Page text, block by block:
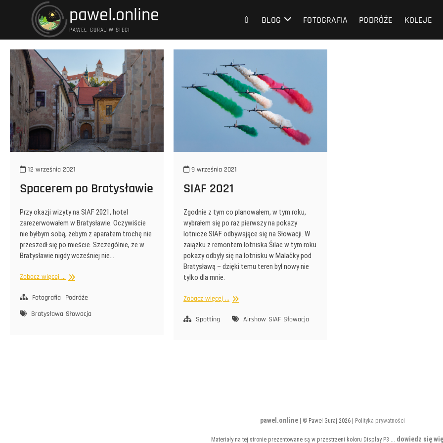
pawel.online
PAWEŁ GURAJ W SIECI
⇧ BLOG FOTOGRAFIA PODRÓŻE KOLEJE
12 września 2021
Spacerem po Bratysławie
Przy okazji wizyty na SIAF 2021, hotel
zarezerwowałem w Bratysławie. Oczywiście
nie byłbym sobą, żebym z aparatem trochę nie
przeszedł się po mieście. Szczególnie, że w
Bratysławie nigdy wcześniej nie…
Zobacz więcej ... Spacerem
Bratysławie
Fotografia
Podróże
Bratysława Słowacja
9 września 2021
SIAF 2021
Zgodnie z tym co planowałem, w tym roku,
wybrałem się po raz pierwszy na pokazy
lotnicze SIAF odbywające się na Słowacji. W
zaiązku z remontem lotniska Šilac w tym roku
pokazy odbyły się na lotnisku w Malačky pod
Bratysławą – dzięki temu teren był nowy nie
tylko dla mnie.
Zobacz więcej ... SIAF
Spotting
Airshow SIAF Słowacja
pawel.online| © Paweł Guraj 2026 | Polityka prywatności
Materiały na tej stronie prezentowane są w przestrzeni koloru Display P3 ... dowiedz się